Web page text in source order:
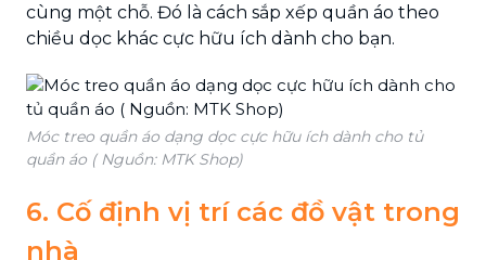
cùng một chỗ. Đó là cách sắp xếp quần áo theo
chiều dọc khác cực hữu ích dành cho bạn.
Móc treo quần áo dạng dọc cực hữu ích dành cho tủ
quần áo ( Nguồn: MTK Shop)
6. Cố định vị trí các đồ vật trong
nhà